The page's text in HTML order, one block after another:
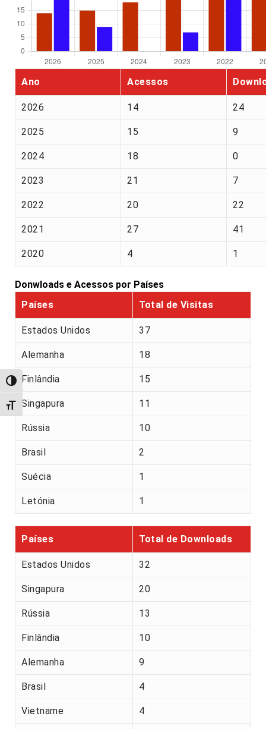
Alternar alto contraste
Alternar tamanho da fonte
Ano Acessos
2026 14 24
2025 15 9
2024 18 0
2023 21 7
2022 20 22
2021 27 41
2020 4 1
Donwloads e Acessos por Países
Países
Total de Visitas
Estados Unidos 37
Alemanha 18
Finlândia 15
Singapura 11
Rússia 10
Brasil 2
Suécia 1
Letónia 1
Países Total de Downloads
Estados Unidos 32
Singapura 20
Rússia 13
Finlândia 10
Alemanha 9
Brasil 4
Vietname 4